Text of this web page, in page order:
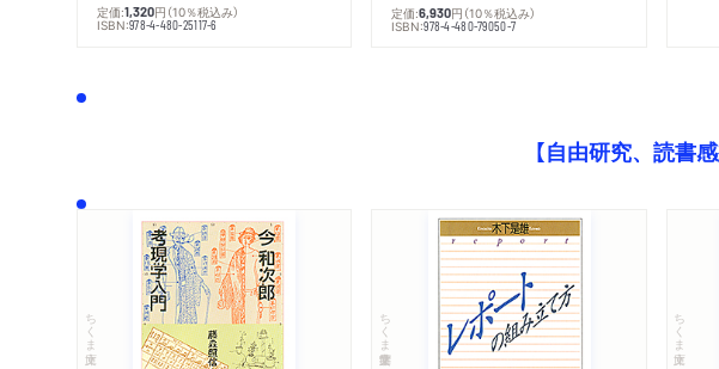
定価:1,320円 （10％税込み）
ISBN:978-4-480-25117-6
定価:6,930円 （10％税込み）
ISBN:978-4-480-79050-7
【自由研究、読書
ちくま文庫 ちくま学芸文庫 ちくま文庫